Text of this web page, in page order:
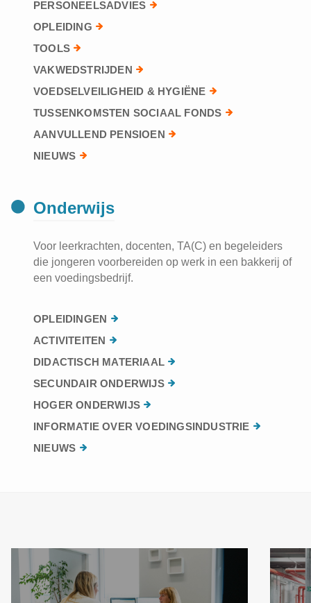
PERSONEELSADVIES
OPLEIDING
TOOLS
VAKWEDSTRIJDEN
VOEDSELVEILIGHEID & HYGIËNE
TUSSENKOMSTEN SOCIAAL FONDS
AANVULLEND PENSIOEN
NIEUWS
Onderwijs
Voor leerkrachten, docenten, TA(C) en begeleiders
die jongeren voorbereiden op werk in een bakkerij of
een voedingsbedrijf.
OPLEIDINGEN
ACTIVITEITEN
DIDACTISCH MATERIAAL
SECUNDAIR ONDERWIJS
HOGER ONDERWIJS
INFORMATIE OVER VOEDINGSINDUSTRIE
NIEUWS